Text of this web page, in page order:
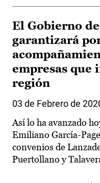
El Gobierno
garantizará
empresas que
región
03 de Febrero de
Así lo ha avanzado
Emiliano García-
convenios de
Puertollano y